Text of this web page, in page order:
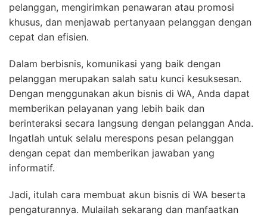
pelanggan, mengirimkan penawaran atau promosi
khusus, dan menjawab pertanyaan pelanggan dengan
cepat dan efisien.
Dalam berbisnis, komunikasi yang baik dengan
pelanggan merupakan salah satu kunci kesuksesan.
Dengan menggunakan akun bisnis di WA, Anda dapat
memberikan pelayanan yang lebih baik dan
berinteraksi secara langsung dengan pelanggan Anda.
Ingatlah untuk selalu merespons pesan pelanggan
dengan cepat dan memberikan jawaban yang
informatif.
Jadi, itulah cara membuat akun bisnis di WA beserta
pengaturannya. Mulailah sekarang dan manfaatkan